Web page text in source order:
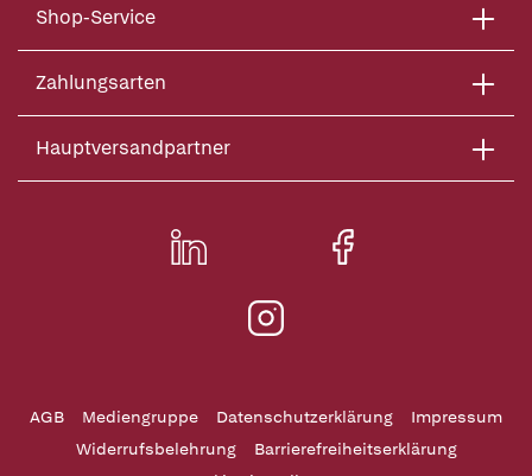
Shop-Service
Zahlungsarten
Hauptversandpartner
AGB Mediengruppe Datenschutzerklärung
Impressum
Widerrufsbelehrung
Barrierefreiheitserklärung